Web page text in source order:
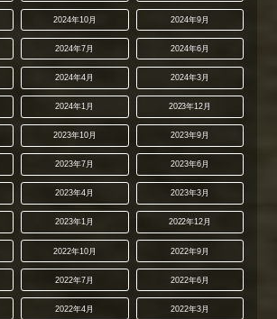
2024年10月 2024年9月
2024年7月 2024年6月
2024年4月 2024年3月
2024年1月 2023年12月
2023年10月 2023年9月
2023年7月 2023年6月
2023年4月 2023年3月
2023年1月 2022年12月
2022年10月 2022年9月
2022年7月 2022年6月
2022年4月 2022年3月